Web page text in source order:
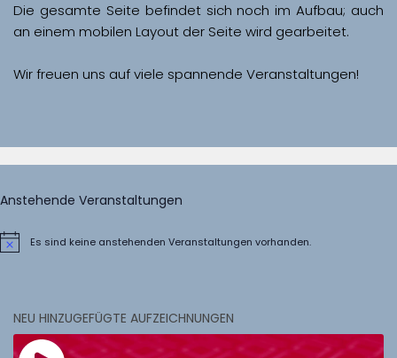
Die gesamte Seite befindet sich noch im Aufbau; auch
Wir freuen uns auf viele spannende Veranstaltungen!
Anstehende Veranstaltungen
HinweisEs sind keine anstehenden Veranstaltungen vorhanden.
NEU HINZUGEFÜGTE AUFZEICHNUNGEN